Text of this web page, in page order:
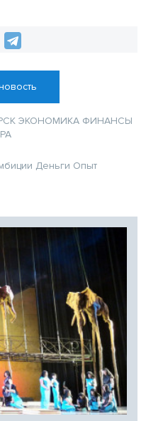
ЭКОНОМИКА ФИНАНСЫ
Деньги Опыт